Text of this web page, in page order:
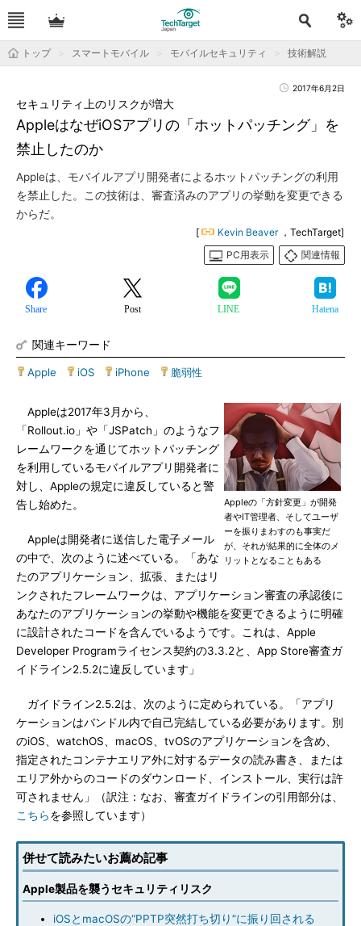
トップ スマートモバイル モバイルセキュリティ 技術解説
2017年6月2日
AppleはなぜiOSアプリの「ホットパッチング」を
禁止したのか
セキュリティ上のリスクが増大
Appleは、モバイルアプリ開発者によるホットパッチングの利用
を禁止した。この技術は、審査済みのアプリの挙動を変更できる
からだ。
[ Kevin Beaver ，TechTarget]
PC用表示
関連情報
Share Post LINE Hatena
関連キーワード
Apple iOS iPhone 脆弱性
Appleの「方針変更」が開発
者やIT管理者、そしてユーザ
ーを振りまわすのも事実だ
が、それが結果的に全体のメ
リットとなることもある
Appleは2017年3月から、
「Rollout.io」や「JSPatch」のようなフ
レームワークを通じてホットパッチング
を利用しているモバイルアプリ開発者に
対し、Appleの規定に違反していると警
告し始めた。
Appleは開発者に送信した電子メール
の中で、次のように述べている。「あな
たのアプリケーション、拡張、またはリ
ンクされたフレームワークは、アプリケーション審査の承認後に
あなたのアプリケーションの挙動や機能を変更できるように明確
に設計されたコードを含んでいるようです。これは、Apple
Developer Programライセンス契約の3.3.2と、App Store審査ガ
イドライン2.5.2に違反しています」
ガイドライン2.5.2は、次のように定められている。「アプリ
ケーションはバンドル内で自己完結している必要があります。別
のiOS、watchOS、macOS、tvOSのアプリケーションを含め、
指定されたコンテナエリア外に対するデータの読み書き、または
エリア外からのコードのダウンロード、インストール、実行は許
可されません」（訳注：なお、審査ガイドラインの引用部分は、
こちらを参照しています）
併せて読みたいお薦め記事
Apple製品を襲うセキュリティリスク
iOSとmacOSの“PPTP突然打ち切り”に振り回される